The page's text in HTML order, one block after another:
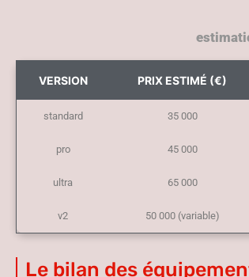
VERSION PRIX ESTIMÉ (€)
standard 35 000
pro 45 000
ultra 65 000
v2 50 000 (variable)
Le bilan des